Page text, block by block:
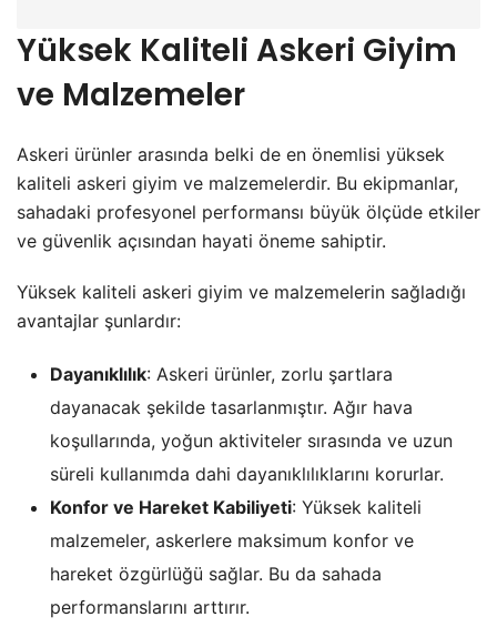
Yüksek Kaliteli Askeri Giyim
ve Malzemeler
Askeri ürünler arasında belki de en önemlisi yüksek
kaliteli askeri giyim ve malzemelerdir. Bu ekipmanlar,
sahadaki profesyonel performansı büyük ölçüde etkiler
ve güvenlik açısından hayati öneme sahiptir.
Yüksek kaliteli askeri giyim ve malzemelerin sağladığı
avantajlar şunlardır:
Dayanıklılık: Askeri ürünler, zorlu şartlara
dayanacak şekilde tasarlanmıştır. Ağır hava
koşullarında, yoğun aktiviteler sırasında ve uzun
süreli kullanımda dahi dayanıklılıklarını korurlar.
Konfor ve Hareket Kabiliyeti: Yüksek kaliteli
malzemeler, askerlere maksimum konfor ve
hareket özgürlüğü sağlar. Bu da sahada
performanslarını arttırır.